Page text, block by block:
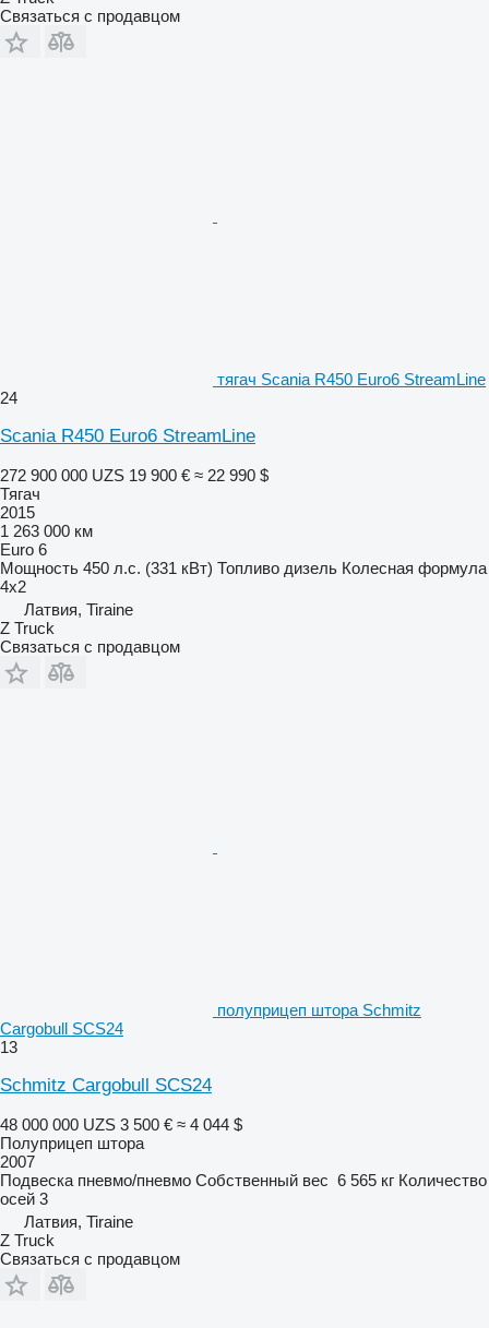
Связаться с продавцом
тягач Scania R450 Euro6 StreamLine
24
Scania R450 Euro6 StreamLine
272 900 000 UZS 19 900 € ≈ 22 990 $
Тягач
2015
1 263 000 км
Euro 6
Мощность 450 л.с. (331 кВт) Топливо дизель Колесная формула
4x2
Латвия, Tiraine
Z Truck
Связаться с продавцом
полуприцеп штора Schmitz
Cargobull SCS24
13
Schmitz Cargobull SCS24
48 000 000 UZS 3 500 € ≈ 4 044 $
Полуприцеп штора
2007
Подвеска пневмо/пневмо Собственный вес 6 565 кг Количество
осей 3
Латвия, Tiraine
Z Truck
Связаться с продавцом